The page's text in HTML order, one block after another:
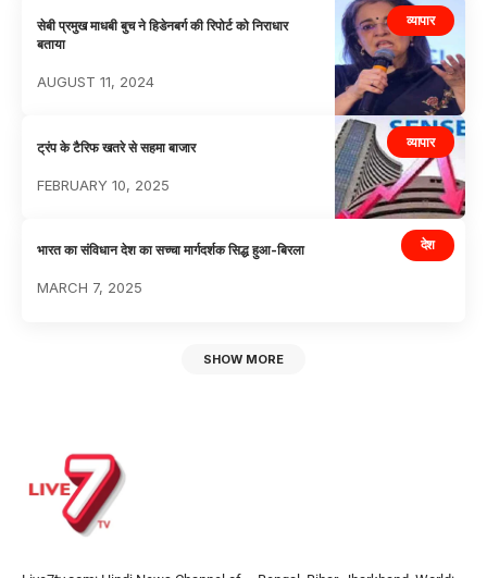
व्यापार
सेबी प्रमुख माधबी बुच ने हिडेनबर्ग की रिपोर्ट को निराधार
बताया
AUGUST 11, 2024
व्यापार
ट्रंप के टैरिफ खतरे से सहमा बाजार
FEBRUARY 10, 2025
देश
भारत का संविधान देश का सच्चा मार्गदर्शक सिद्ध हुआ-बिरला
MARCH 7, 2025
SHOW MORE